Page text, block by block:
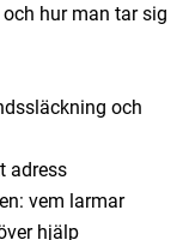
hur man tar sig
och
adress
vem larmar
hjälp